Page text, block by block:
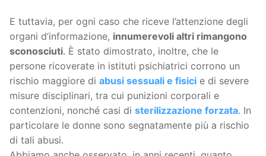
E tuttavia, per ogni caso che riceve l’attenzione degli
organi d’informazione, innumerevoli altri rimangono
sconosciuti. È stato dimostrato, inoltre, che le
persone ricoverate in istituti psichiatrici corrono un
rischio maggiore di abusi sessuali e fisici e di severe
misure disciplinari, tra cui punizioni corporali e
contenzioni, nonché casi di sterilizzazione forzata. In
particolare le donne sono segnatamente più a rischio
di tali abusi.